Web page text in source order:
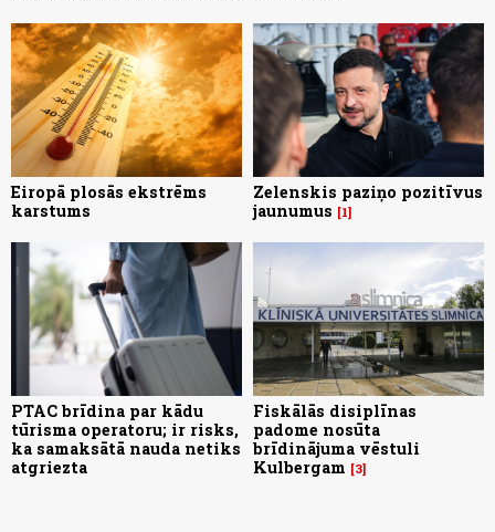
Eiropā plosās ekstrēms
karstums
Zelenskis paziņo pozitīvus
jaunumus
1
PTAC brīdina par kādu
tūrisma operatoru; ir risks,
ka samaksātā nauda netiks
atgriezta
Fiskālās disiplīnas
padome nosūta
brīdinājuma vēstuli
Kulbergam
3